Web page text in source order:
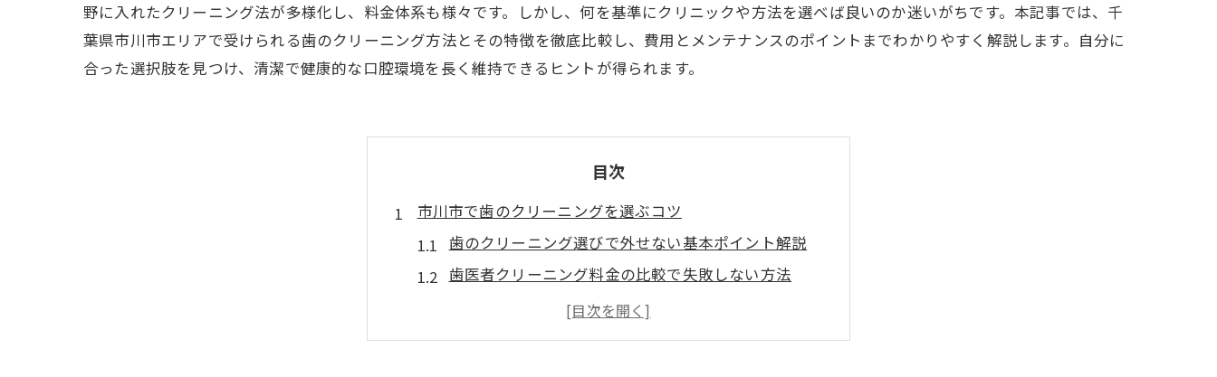
野に入れたクリーニング法が多様化し、料金体系も様々です。しかし、何を基準にクリニックや方法を選べば良いのか迷いがちです。本記事では、千
葉県市川市エリアで受けられる歯のクリーニング方法とその特徴を徹底比較し、費用とメンテナンスのポイントまでわかりやすく解説します。自分に
合った選択肢を見つけ、清潔で健康的な口腔環境を長く維持できるヒントが得られます。
目次
市川市で歯のクリーニングを選ぶコツ
歯のクリーニング選びで外せない基本ポイント解説
歯医者クリーニング料金の比較で失敗しない方法
市川市でおすすめの歯のクリーニング方法とは
市川 歯のクリーニングの特徴と選び方のコツ